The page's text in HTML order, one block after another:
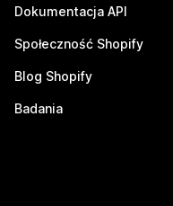
Dokumentacja API
Społeczność Shopify
Blog Shopify
Badania